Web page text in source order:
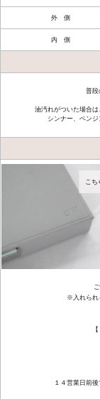
外 側
内 側
普段
油汚れがついた場合は
シンナー、ベン
こち
※入れられ
１４営業日前